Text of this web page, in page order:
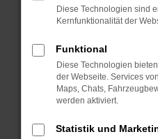
Manche
verhindern.
anderen Browser
Fenster?
Starte dein Gerät neu.
Probleme zu beheben.
Diese Technologien sind
Kernfunktionalität der
Funktional
Diese Technologien
der Webseite. Services
Maps, Chats,
werden aktiviert.
Statistik und